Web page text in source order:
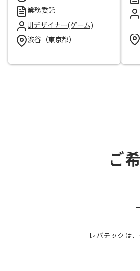
業務委託
UIデザイナー(ゲーム)
渋谷（東京都）
ご
レバテックは